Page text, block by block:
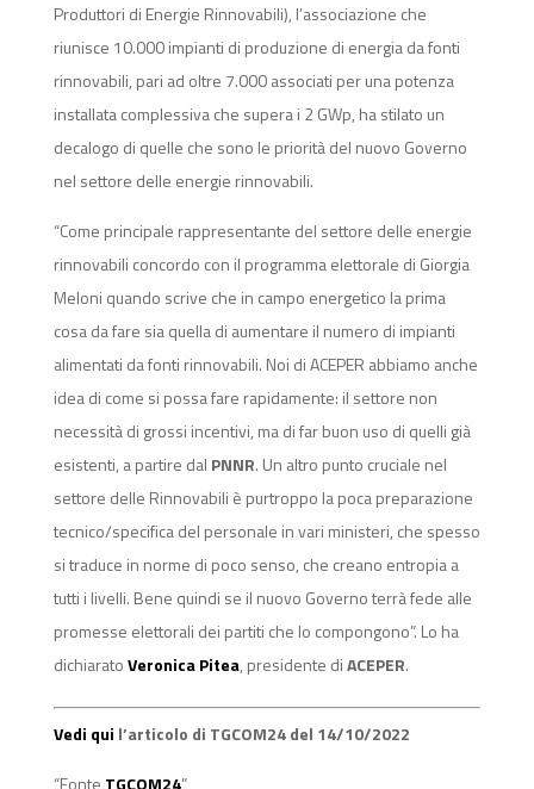
Produttori di Energie Rinnovabili), l’associazione che
riunisce 10.000 impianti di produzione di energia da fonti
rinnovabili, pari ad oltre 7.000 associati per una potenza
installata complessiva che supera i 2 GWp, ha stilato un
decalogo di quelle che sono le priorità del nuovo Governo
nel settore delle energie rinnovabili.
“Come principale rappresentante del settore delle energie
rinnovabili concordo con il programma elettorale di Giorgia
Meloni quando scrive che in campo energetico la prima
cosa da fare sia quella di aumentare il numero di impianti
alimentati da fonti rinnovabili. Noi di ACEPER abbiamo anche
idea di come si possa fare rapidamente: il settore non
necessità di grossi incentivi, ma di far buon uso di quelli già
esistenti, a partire dal PNNR. Un altro punto cruciale nel
settore delle Rinnovabili è purtroppo la poca preparazione
tecnico/specifica del personale in vari ministeri, che spesso
si traduce in norme di poco senso, che creano entropia a
tutti i livelli. Bene quindi se il nuovo Governo terrà fede alle
promesse elettorali dei partiti che lo compongono”. Lo ha
dichiaratoVeronica Pitea, presidente diACEPER.
Vedi qui l’articolo di TGCOM24 del 14/10/2022
“Fonte TGCOM24”